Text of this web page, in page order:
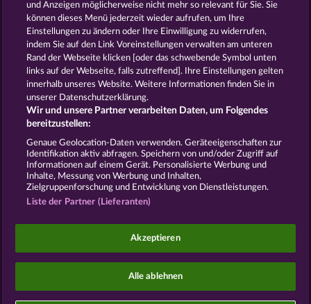
GOLDEN EI OF
MOORHUHN
FOREVER
DIAMONDS
Alle Spiele zeigen
AGB Datenschutz
Unternehmensseite
Widerruf einreichen
Social Casino Spiele dienen der reinen Unterhaltung
Erfolge bei Glücksspielen mit Geldeinsatz.
©2026 Whow Games GmbH
und Anzeigen möglicherweise nicht mehr so ​​relevant für Sie. Sie
können dieses Menü jederzeit wieder aufrufen, um Ihre
Einstellungen zu ändern oder Ihre Einwilligung zu widerrufen,
indem Sie auf den Link Voreinstellungen verwalten am unteren
Rand der Webseite klicken [oder das schwebende Symbol unten
links auf der Webseite, falls zutreffend]. Ihre Einstellungen gelten
innerhalb unseres Website. Weitere Informationen finden Sie in
unserer Datenschutzerklärung.
Wir und unsere Partner verarbeiten Daten, um Folgendes
bereitzustellen:
Genaue Geolocation-Daten verwenden. Geräteeigenschaften zur
Identifikation aktiv abfragen. Speichern von und/oder Zugriff auf
Informationen auf einem Gerät. Personalisierte Werbung und
Inhalte, Messung von Werbung und Inhalten,
Zielgruppenforschung und Entwicklung von Dienstleistungen.
Liste der Partner (Lieferanten)
Akzeptieren
Alle ablehnen